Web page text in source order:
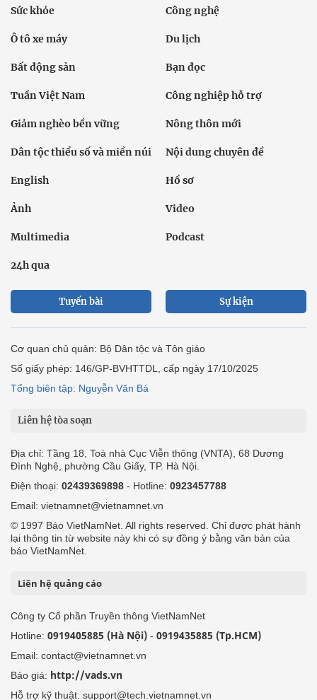
Sức khỏe Công nghệ
Ô tô xe máy Du lịch
Bất động sản Bạn đọc
Tuần Việt Nam Công nghiệp hỗ trợ
Giảm nghèo bền vững Nông thôn mới
Dân tộc thiểu số và miền núi Nội dung chuyên đề
English Hồ sơ
Ảnh Video
Multimedia Podcast
24h qua
Tuyến bài Sự kiện
Cơ quan chủ quản: Bộ Dân tộc và Tôn giáo
Số giấy phép: 146/GP-BVHTTDL, cấp ngày 17/10/2025
Tổng biên tập: Nguyễn Văn Bá
Liên hệ tòa soạn
Địa chỉ: Tầng 18, Toà nhà Cục Viễn thông (VNTA), 68 Dương
Đình Nghệ, phường Cầu Giấy, TP. Hà Nội.
Điện thoại: 02439369898 - Hotline: 0923457788
Email: vietnamnet@vietnamnet.vn
© 1997 Báo VietNamNet. All rights reserved. Chỉ được phát hành
lại thông tin từ website này khi có sự đồng ý bằng văn bản của
báo VietNamNet.
Liên hệ quảng cáo
Công ty Cổ phần Truyền thông VietNamNet
Hotline: 0919405885 (Hà Nội) - 0919435885 (Tp.HCM)
Email: contact@vietnamnet.vn
Báo giá: http://vads.vn
Hỗ trợ kỹ thuật: support@tech.vietnamnet.vn